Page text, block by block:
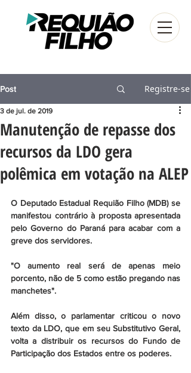
Post Registre-se
Manutenção de repasse dos
recursos da LDO gera
polêmica em votação na ALEP
3 de jul. de 2019
O Deputado Estadual Requião Filho (MDB) se
manifestou contrário à proposta apresentada
pelo Governo do Paraná para acabar com a
greve dos servidores.
"O aumento real será de apenas meio
porcento, não de 5 como estão pregando nas
manchetes".
Além disso, o parlamentar criticou o novo
texto da LDO, que em seu Substitutivo Geral,
volta a distribuir os recursos do Fundo de
Participação dos Estados entre os poderes.